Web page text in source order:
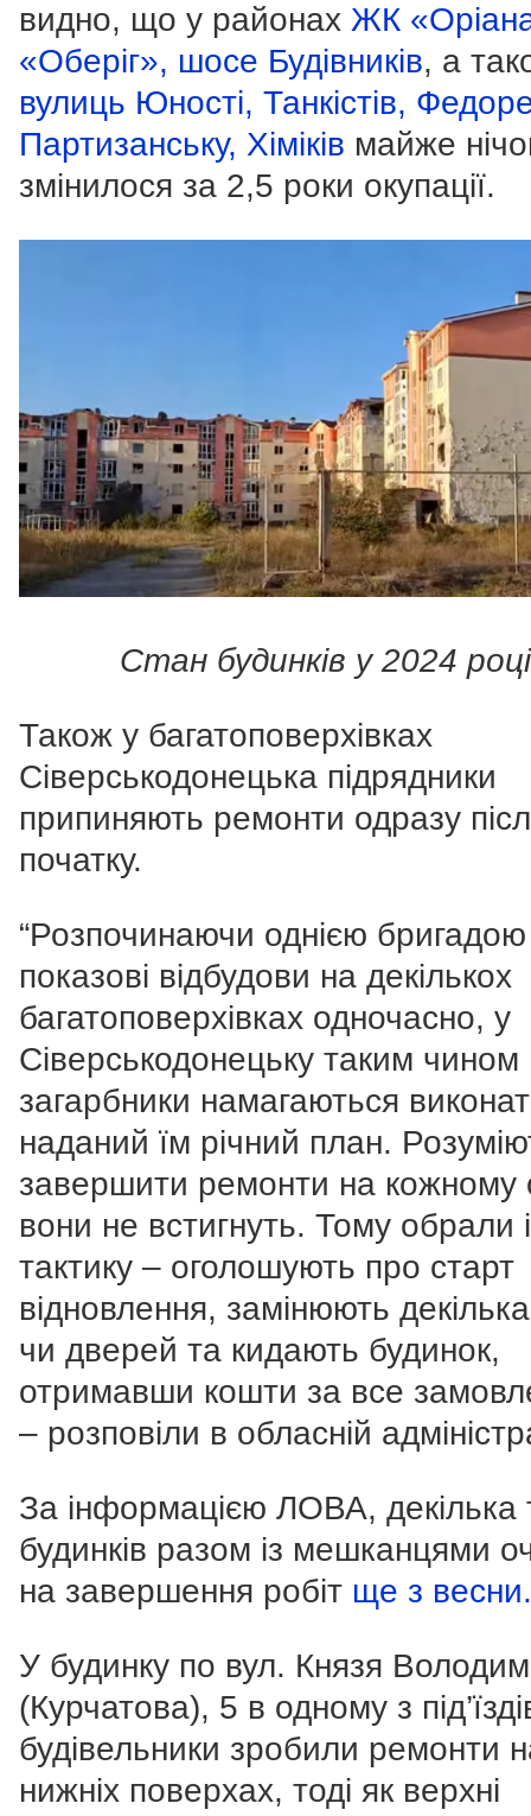
видно, що у районах ЖК
«Оберіг», шосе Будівників, а
вулиць Юності, Танкістів,
Партизанську, Хіміків майже
змінилося за 2,5 роки окупації.
Стан будинків у 2024 році
Також у багатоповерхівках
Сіверськодонецька підрядники
припиняють ремонти одразу
початку.
“Розпочинаючи однією бригадою
показові відбудови на декількох
багатоповерхівках одночасно, у
Сіверськодонецьку таким чином
загарбники намагаються
наданий їм річний план.
завершити ремонти на кожному
вони не встигнуть. Тому обрали
тактику – оголошують про старт
відновлення, замінюють декілька
чи дверей та кидають будинок,
отримавши кошти за все
– розповіли в обласній
За інформацією ЛОВА, декілька
будинків разом із мешканцями
на завершення робіт ще з весни.
У будинку по вул. Князя
(Курчатова), 5 в одному з
будівельники зробили ремонти
нижніх поверхах, тоді як верхні